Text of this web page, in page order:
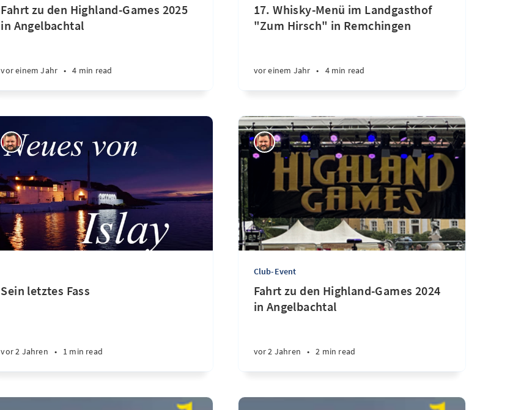
Fahrt zu den Highland-Games 2025
in Angelbachtal
vor einem Jahr • 4 min read
17. Whisky-Menü im Landgasthof
"Zum Hirsch" in Remchingen
vor einem Jahr • 4 min read
Sein letztes Fass
vor 2 Jahren • 1 min read
Club-Event
Fahrt zu den Highland-Games 2024
in Angelbachtal
vor 2 Jahren • 2 min read